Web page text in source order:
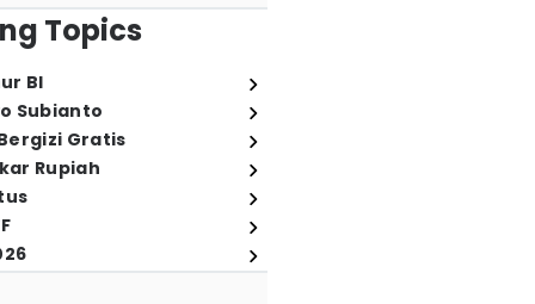
Topics
BI
Subianto
Gratis
Rupiah